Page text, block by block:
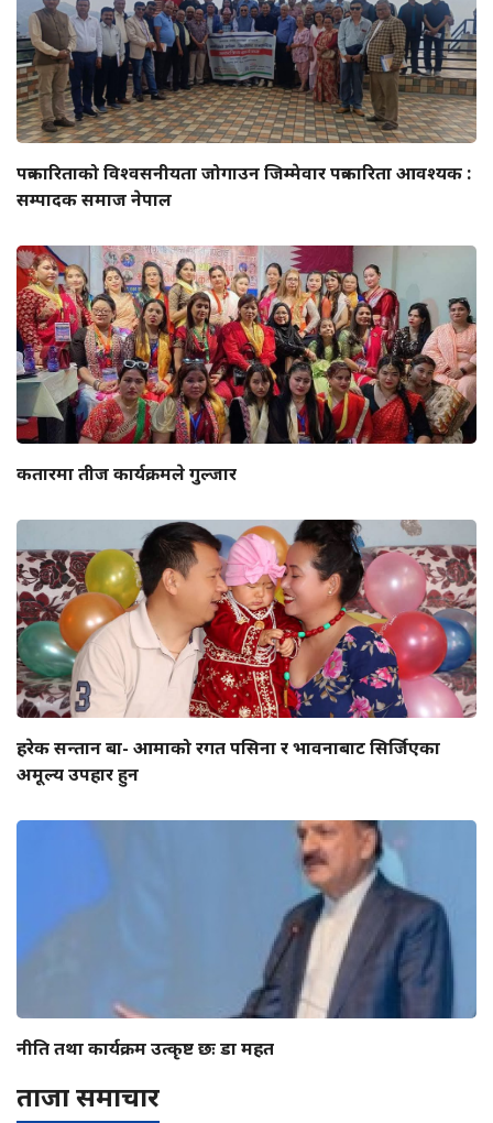
पत्रकारिताको विश्वसनीयता जोगाउन जिम्मेवार पत्रकारिता आवश्यक :
सम्पादक समाज नेपाल
कतारमा तीज कार्यक्रमले गुल्जार
हरेक सन्तान बा- आमाको रगत पसिना र भावनाबाट सिर्जिएका
अमूल्य उपहार हुन
नीति तथा कार्यक्रम उत्कृष्ट छः डा महत
ताजा समाचार